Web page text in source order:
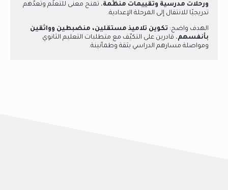
ورحلات مدرسية وتقييمات منظِّمة، تمنح معنى للتعلّم وتُعدّهم
تدريجيًا للانتقال إلى المرحلة الإعدادية.
الهدف واضح: تكوين تلاميذ مستقلين، منضبطين وواثقين
بأنفسهم، قادرين على التكيّف مع متطلبات التعليم الثانوي
ومواصلة مسارهم الدراسي بثقة وطمأنينة.